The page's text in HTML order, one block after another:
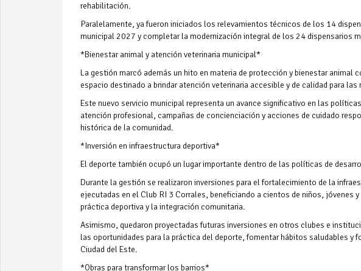
rehabilitación.
Paralelamente, ya fueron iniciados los relevamientos técnicos de los 14
municipal 2027 y completar la modernización integral de los 24 dispensarios
*Bienestar animal y atención veterinaria municipal*
La gestión marcó además un hito en materia de protección y bienestar animal
espacio destinado a brindar atención veterinaria accesible y de calidad para
Este nuevo servicio municipal representa un avance significativo en las
atención profesional, campañas de concienciación y acciones de cuidado
histórica de la comunidad.
*Inversión en infraestructura deportiva*
El deporte también ocupó un lugar importante dentro de las políticas de
Durante la gestión se realizaron inversiones para el fortalecimiento de la
ejecutadas en el Club RI 3 Corrales, beneficiando a cientos de niños, jóvenes
práctica deportiva y la integración comunitaria.
Asimismo, quedaron proyectadas futuras inversiones en otros clubes e
las oportunidades para la práctica del deporte, fomentar hábitos saludables
Ciudad del Este.
*Obras para transformar los barrios*